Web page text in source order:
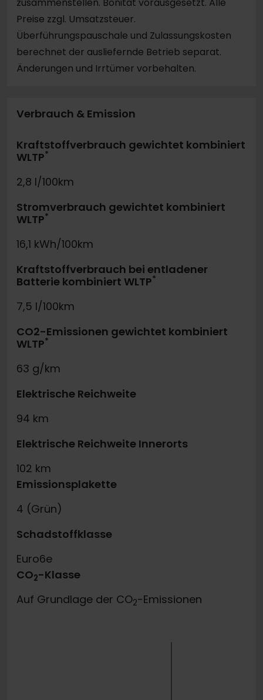
zusammenstellen. Bonität vorausgesetzt. Alle
Preise zzgl. Umsatzsteuer.
Überführungspauschale und Zulassungskosten
berechnet der ausliefernde Betrieb separat.
Änderungen und Irrtümer vorbehalten.
Verbrauch & Emission
Kraftstoffverbrauch gewichtet kombiniert
WLTP*
2,8 l/100km
Stromverbrauch gewichtet kombiniert
WLTP*
16,1 kWh/100km
Kraftstoffverbrauch bei entladener
Batterie kombiniert WLTP*
7,5 l/100km
CO2-Emissionen gewichtet kombiniert
WLTP*
63 g/km
Elektrische Reichweite
94 km
Elektrische Reichweite Innerorts
102 km
Emissionsplakette
4 (Grün)
Schadstoffklasse
Euro6e
CO2-Klasse
Auf Grundlage der CO2-Emissionen